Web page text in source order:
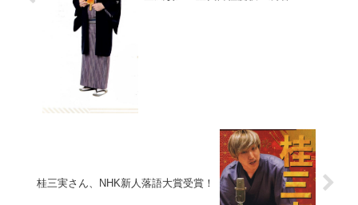
桂三実さん、NHK新人落語大賞受賞！